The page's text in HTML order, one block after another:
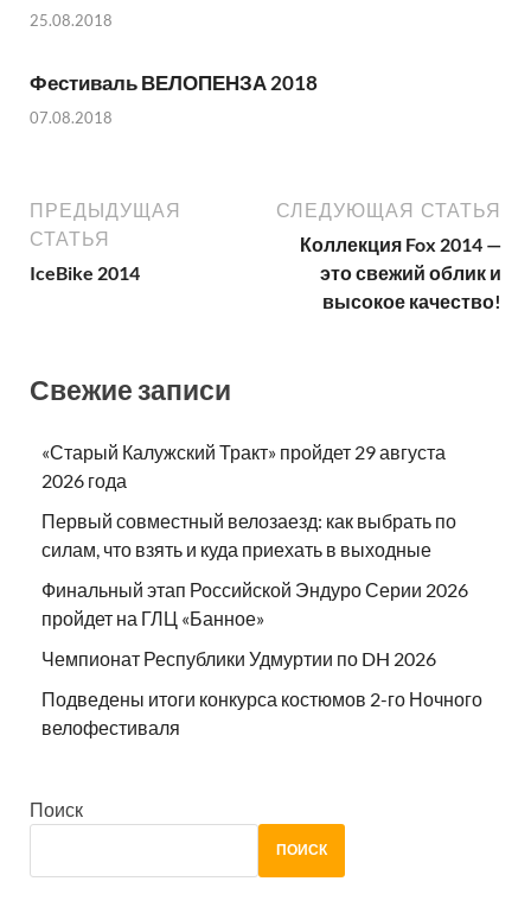
25.08.2018
Фестиваль ВЕЛОПЕНЗА 2018
07.08.2018
ПРЕДЫДУЩАЯ
СТАТЬЯ
IceBike 2014
СЛЕДУЮЩАЯ СТАТЬЯ
Коллекция Fox 2014 —
это свежий облик и
высокое качество!
Свежие записи
«Старый Калужский Тракт» пройдет 29 августа
2026 года
Первый совместный велозаезд: как выбрать по
силам, что взять и куда приехать в выходные
Финальный этап Российской Эндуро Серии 2026
пройдет на ГЛЦ «Банное»
Чемпионат Республики Удмуртии по DH 2026
Подведены итоги конкурса костюмов 2-го Ночного
велофестиваля
Поиск
ПОИСК